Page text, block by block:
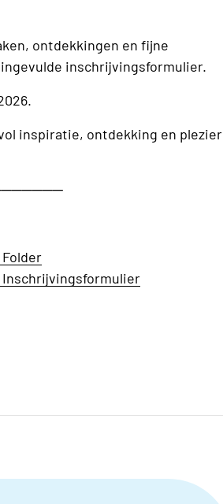
ontdekkingen en fijne
inschrijvingsformulier.
inspiratie, ontdekking en plezier
Inschrijvingsformulier